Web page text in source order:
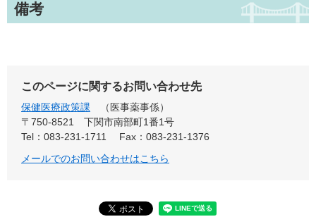
備考
このページに関するお問い合わせ先
保健医療政策課
医事薬事係
〒750-8521
下関市南部町1番1号
Tel：083-231-1711
Fax：083-231-1376
メールでのお問い合わせはこちら